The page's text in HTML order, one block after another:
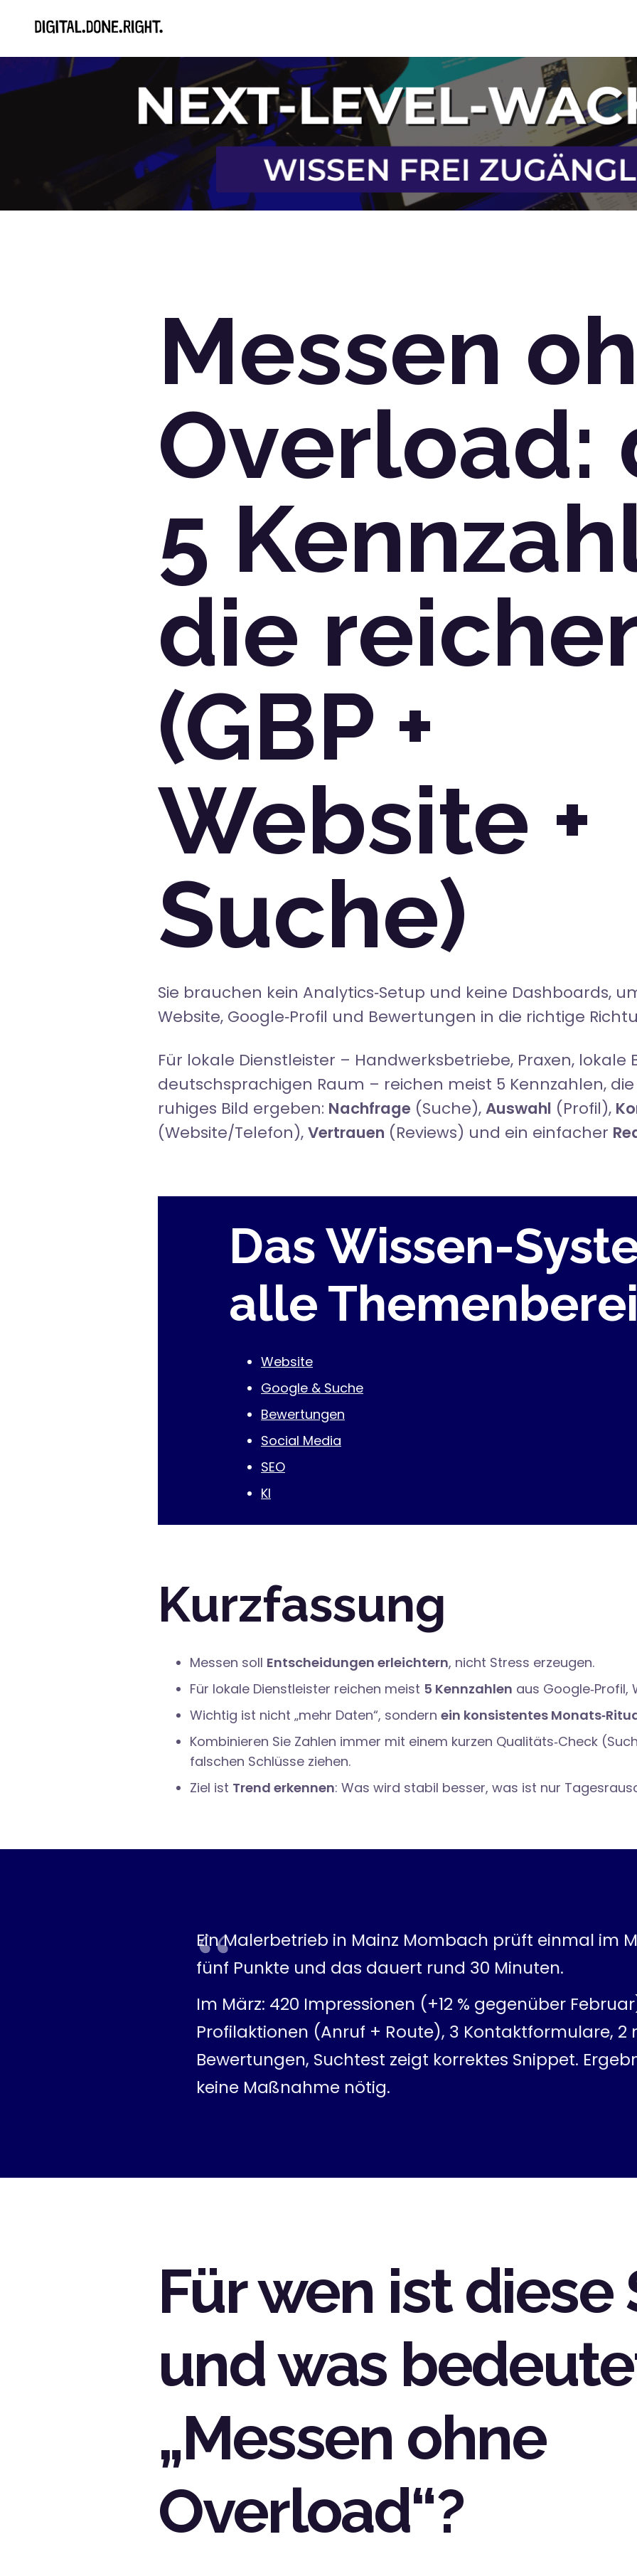
Messen
Overload:
5
die
(GBP +
Website +
Suche)
Sie brauchen kein Analytics‑Setup und keine Dashboards,
Website, Google‑Profil und Bewertungen in die richtige
Für lokale Dienstleister – Handwerksbetriebe, Praxen, lokale
deutschsprachigen Raum – reichen meist 5 Kennzahlen,
ruhiges Bild ergeben: Nachfrage (Suche),Auswahl (Profil),
(Website/Telefon),Vertrauen (Reviews) und ein einfacher
Das Wissen-
alle
Website
Google & Suche
Bewertungen
Social Media
SEO
KI
Kurzfassung
Messen soll Entscheidungen erleichtern, nicht Stress erzeugen.
Für lokale Dienstleister reichen meist 5 Kennzahlen aus Google‑Profil,
Wichtig ist nicht „mehr Daten“, sondern ein konsistentes
Kombinieren Sie Zahlen immer mit einem kurzen Qualitäts‑Check
falschen Schlüsse ziehen.
Ziel ist Trend erkennen: Was wird stabil besser, was ist nur
Ein Malerbetrieb in Mainz Mombach prüft einmal im
fünf Punkte und das dauert rund 30 Minuten.
Im März: 420 Impressionen (+12 % gegenüber
Profilaktionen (Anruf + Route), 3 Kontaktformulare, 2
Bewertungen, Suchtest zeigt korrektes Snippet.
keine Maßnahme nötig.
Für wen ist diese
und was
„Messen ohne
Overload“?